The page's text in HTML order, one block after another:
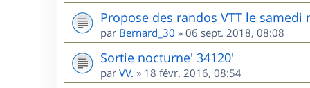
Propose des randos VTT le
par Bernard_30 » 06 sept. 2018, 08:08
Sortie nocturne' 34120'
par VV. » 18 févr. 2016, 08:54